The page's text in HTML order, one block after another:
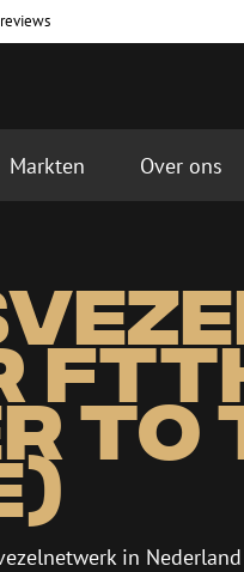
Singlemode
Multimode OM3
Multimode OM4
Kabel accessoires
Duct accessoires
Handholes
Waarschuwing
Markten Over ons
to
in